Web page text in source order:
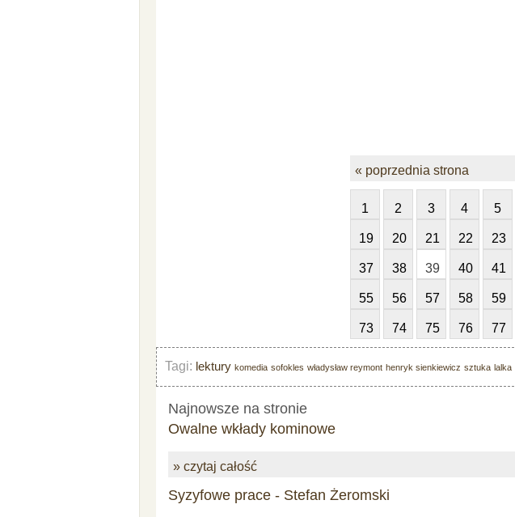
« poprzednia strona
1 2 3 4 5
19 20 21 22 23
37 38 39 40 41
55 56 57 58 59
73 74 75 76 77
Tagi: lektury komedia sofokles władysław reymont henryk sienkiewicz sztuka lalka
Najnowsze na stronie
Owalne wkłady kominowe
» czytaj całość
Syzyfowe prace - Stefan Żeromski